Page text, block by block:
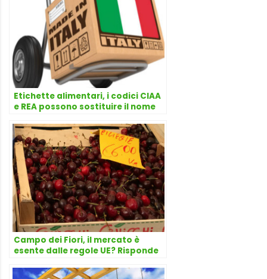
Etichette alimentari, i codici CIAA
e REA possono sostituire il nome
l’avvocato Dario Dongo
Campo dei Fiori, il mercato è
esente dalle regole UE? Risponde